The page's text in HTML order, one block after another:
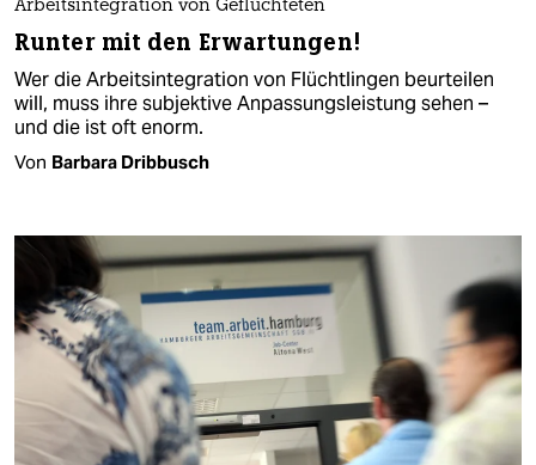
Arbeitsintegration von Geflüchteten
Runter mit den Erwartungen!
Wer die Arbeitsintegration von Flüchtlingen beurteilen
will, muss ihre subjektive Anpassungsleistung sehen –
und die ist oft enorm.
Von Barbara Dribbusch